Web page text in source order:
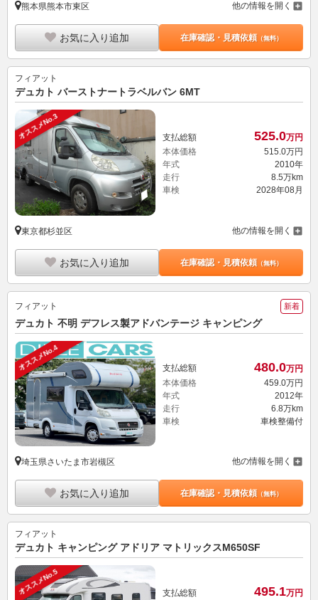
熊本県熊本市東区 他の情報を開く
お気に入り追加 在庫確認・見積依頼（無料）
フィアット
デュカト バーストナートラベルバン 6MT
オススメNo.3 支払総額 525.0万円
本体価格
515.0万円
年式
2010年
走行
8.5万km
車検
2028年08月
東京都杉並区 他の情報を開く
お気に入り追加 在庫確認・見積依頼（無料）
フィアット 新着
デュカト 不明 デフレス製アドバンテージ キャンピング
オススメNo.4 支払総額 480.0万円
本体価格
459. 0万円
年式
2012年
走行
6.8万km
車検
車検整備付
埼玉県さいたま市岩槻区 他の情報を開く
お気に入り追加 在庫確認・見積依頼（無料）
フィアット
デュカト キャンピング アドリア マトリックスM650SF
オススメNo.5 支払総額 495.1万円